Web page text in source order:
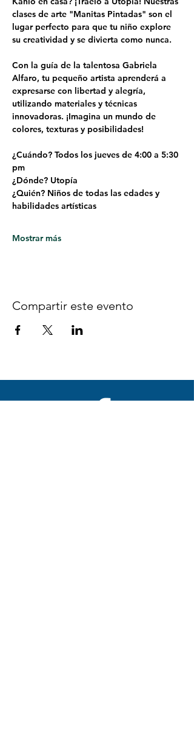
clases de arte "Manitas Pintadas" son el
lugar perfecto para que tu niño explore
su creatividad y se divierta como nunca.
Con la guía de la talentosa Gabriela
Alfaro, tu pequeño artista aprenderá a
expresarse con libertad y alegría,
utilizando materiales y técnicas
innovadoras. ¡Imagina un mundo de
colores, texturas y posibilidades!
¿Cuándo? Todos los jueves de 4:00 a 5:30
pm
¿Dónde? Utopía
¿Quién? Niños de todas las edades y
habilidades artísticas
Mostrar más
Compartir este evento